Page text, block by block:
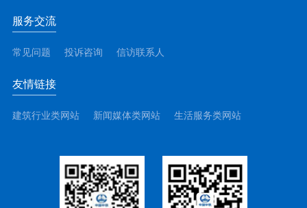
服务交流
常见问题 投诉咨询 信访联系人
友情链接
建筑行业类网站 新闻媒体类网站 生活服务类网站